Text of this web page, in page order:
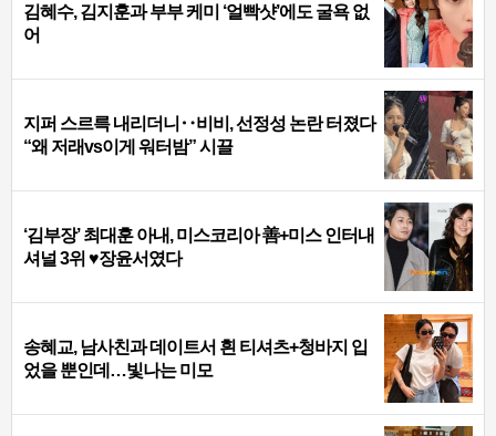
김혜수, 김지훈과 부부 케미 ‘얼빡샷’에도 굴욕 없
어
지퍼 스르륵 내리더니‥비비, 선정성 논란 터졌다
“왜 저래vs이게 워터밤” 시끌
‘김부장’ 최대훈 아내, 미스코리아 善+미스 인터내
셔널 3위 ♥장윤서였다
송혜교, 남사친과 데이트서 흰 티셔츠+청바지 입
었을 뿐인데…빛나는 미모